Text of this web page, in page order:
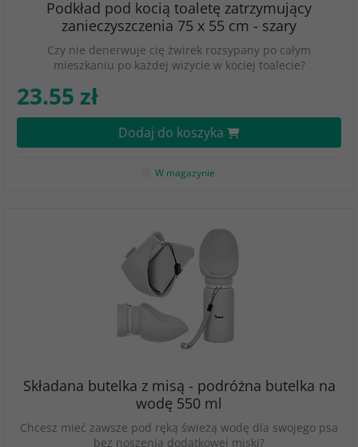
Podkład pod kocią toaletę zatrzymujący
zanieczyszczenia 75 x 55 cm - szary
Czy nie denerwuje cię żwirek rozsypany po całym
mieszkaniu po każdej wizycie w kociej toalecie?
23.55 zł
Dodaj do koszyka
W magazynie
Składana butelka z misą - podróżna butelka na
wodę 550 ml
Chcesz mieć zawsze pod ręką świeżą wodę dla swojego psa
bez noszenia dodatkowej miski?